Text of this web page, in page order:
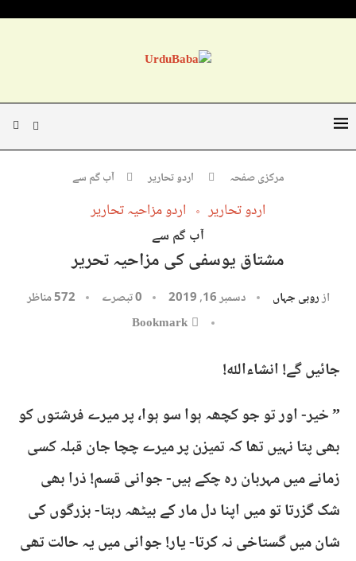
مرکزی صفحہ اردو تحاریر آب گم سے
اردو تحاریر اردو مزاحیہ تحاریر
آب گم سے
مشتاق یوسفی کی مزاحیہ تحریر
ازروبی جہاں دسمبر 16, 2019 0 تبصرے 572مناظر
Bookmark
جائیں گے! انشاءاللہ!
” خیر- اور تو جو کچھہ ہوا سو ہوا، پر میرے فرشتوں کو
بھی پتا نہیں تھا کہ تمیزن پر میرے چچا جان قبلہ کسی
زمانے میں مہربان رہ چکے ہیں- جوانی قسم! ذرا بھی
شک گزرتا تو میں اپنا دل مار کے بیٹھہ رہتا- بزرگوں کی
شان میں گستاخی نہ کرتا- یار! جوانی میں یہ حالت تھی